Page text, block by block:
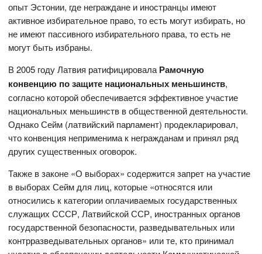
опыт Эстонии, где неграждане и иностранцы имеют
активное избирательное право, то есть могут избирать, но
не имеют пассивного избирательного права, то есть не
могут быть избраны.
В 2005 году Латвия ратифицировала Рамочную
конвенцию по защите национальных меньшинств,
согласно которой обеспечивается эффективное участие
национальных меньшинств в общественной деятельности.
Однако Сейм (латвийский парламент) продекларировал,
что конвенция неприменима к негражданам и принял ряд
других существенных оговорок.
Также в законе «О выборах» содержится запрет на участие
в выборах Сейм для лиц, которые «относятся или
относились к категории оплачиваемых государственных
служащих СССР, Латвийской ССР, иностранных органов
государственной безопасности, разведывательных или
контрразведывательных органов» или те, кто принимал